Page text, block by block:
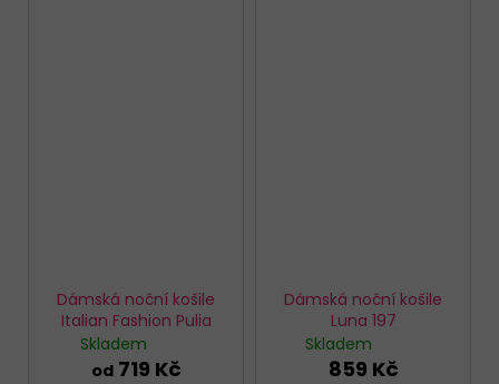
Dámská noční košile
Italian Fashion Pulia
Skladem
od719 Kč
Dámská noční košile
Luna 197
Skladem
859 Kč